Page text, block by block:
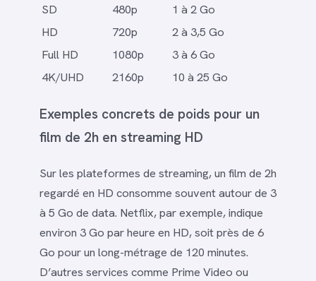
SD
480p
1 à 2 Go
HD
720p
2 à 3,5 Go
Full HD
1080p
3 à 6 Go
4K/UHD
2160p 10 à 25 Go
Exemples concrets de poids pour un
film de 2h en streaming HD
Sur les plateformes de streaming, un film de 2h
regardé en HD consomme souvent autour de 3
à 5 Go de data. Netflix, par exemple, indique
environ 3 Go par heure en HD, soit près de 6
Go pour un long-métrage de 120 minutes.
D’autres services comme Prime Video ou